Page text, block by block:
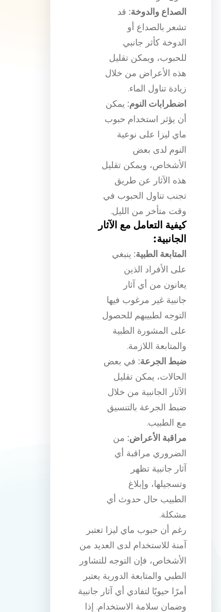
الصداع والدوخة: قد
تشعر بالصداع أو
الدوخة كأثر جانبي
للحبوب، ويمكن تقليل
هذه الأعراض من خلال
زيادة تناول الماء.
اضطرابات النوم: يمكن
أن يؤثر استخدام حبوب
ماي ليزا على نوعية
النوم لدى بعض
الأشخاص، ويمكن تقليل
هذه الآثار عن طريق
تجنب تناول الحبوب في
وقت متأخر من الليل.
كيفية التعامل مع الآثار
الجانبية:
المتابعة الطبية: ينبغي
على الأفراد الذين
يعانون من أي آثار
جانبية غير مرغوب فيها
التوجه لطبيبهم للحصول
على المشورة الطبية
والمتابعة اللازمة.
ضبط الجرعة: في بعض
الحالات، يمكن تقليل
الآثار الجانبية من خلال
ضبط الجرعة بالتنسيق
مع الطبيب.
مراقبة الأعراض: من
الضروري مراقبة أي
آثار جانبية تظهر
وتسجيلها، وإبلاغ
الطبيب حال حدوث أي
مشكلة.
رغم أن حبوب ماي ليزا تعتبر
آمنة للاستخدام لدى العديد من
الأشخاص، فإن التوجه للتشاور
الطبي والمتابعة الدورية يعتبر
أمرًا حيويًا لتفادي أي آثار جانبية
وضمان سلامة الاستخدام. إذا